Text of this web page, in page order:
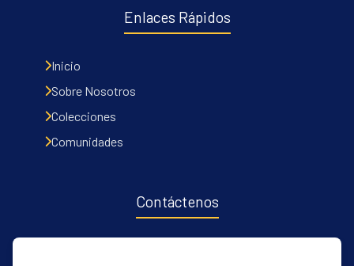
Enlaces Rápidos
Inicio
Sobre Nosotros
Colecciones
Comunidades
Contáctenos